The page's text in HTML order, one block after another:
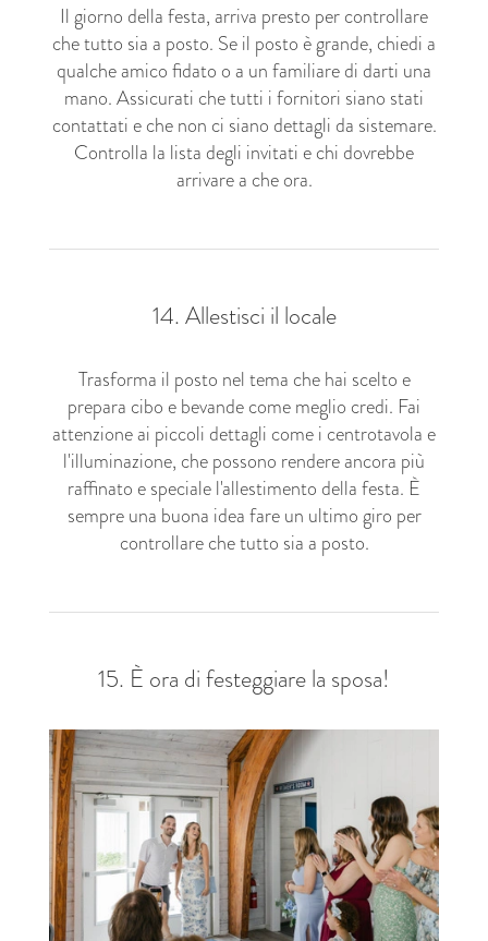
Il giorno della festa, arriva presto per controllare
che tutto sia a posto. Se il posto è grande, chiedi a
qualche amico fidato o a un familiare di darti una
mano. Assicurati che tutti i fornitori siano stati
contattati e che non ci siano dettagli da sistemare.
Controlla la lista degli invitati e chi dovrebbe
arrivare a che ora.
14. Allestisci il locale
Trasforma il posto nel tema che hai scelto e
prepara cibo e bevande come meglio credi. Fai
attenzione ai piccoli dettagli come i centrotavola e
l'illuminazione, che possono rendere ancora più
raffinato e speciale l'allestimento della festa. È
sempre una buona idea fare un ultimo giro per
controllare che tutto sia a posto.
15. È ora di festeggiare la sposa!